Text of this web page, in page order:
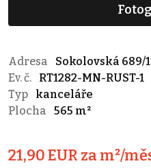
Adresa
Sokolovská 689/
Ev. č.
RT1282-MN-RUST-1
Typ
kanceláře
Plocha
565 m²
21,90 EUR za m²/